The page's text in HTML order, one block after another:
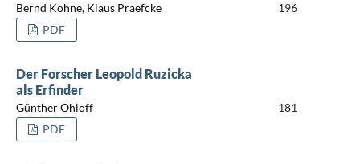
Bernd Kohne, Klaus Praefcke
196
PDF
Der Forscher Leopold Ruzicka
als Erfinder
Günther Ohloff
181
PDF